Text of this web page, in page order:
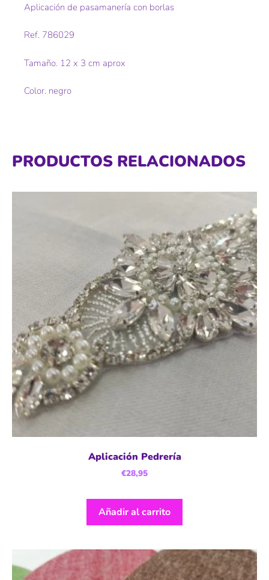
Aplicación de pasamanería con borlas
Ref. 786029
Tamaño. 12 x 3 cm aprox
Color. negro
PRODUCTOS RELACIONADOS
Aplicación Pedrería
€28,95
Añadir al carrito